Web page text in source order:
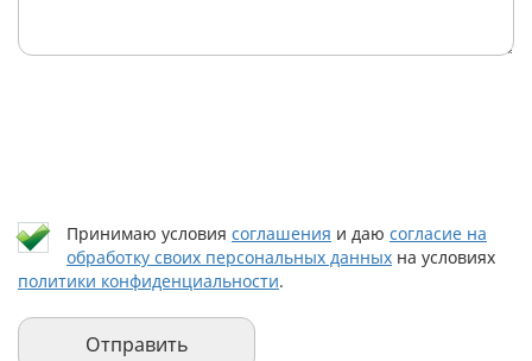
Принимаю условия соглашения и даю согласие на
обработку своих персональных данных на условиях
политики конфиденциальности.